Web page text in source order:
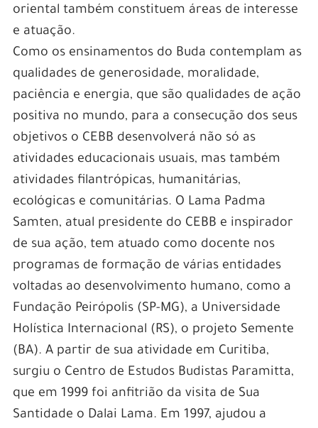
oriental também constituem áreas de interesse
e atuação.
Como os ensinamentos do Buda contemplam as
qualidades de generosidade, moralidade,
paciência e energia, que são qualidades de ação
positiva no mundo, para a consecução dos seus
objetivos o CEBB desenvolverá não só as
atividades educacionais usuais, mas também
atividades filantrópicas, humanitárias,
ecológicas e comunitárias. O Lama Padma
Samten, atual presidente do CEBB e inspirador
de sua ação, tem atuado como docente nos
programas de formação de várias entidades
voltadas ao desenvolvimento humano, como a
Fundação Peirópolis (SP-MG), a Universidade
Holística Internacional (RS), o projeto Semente
(BA). A partir de sua atividade em Curitiba,
surgiu o Centro de Estudos Budistas Paramitta,
que em 1999 foi anfitrião da visita de Sua
Santidade o Dalai Lama. Em 1997, ajudou a